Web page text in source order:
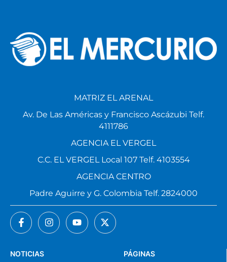
PÁGINAS
NOTICIAS
MATRIZ EL ARENAL
Av. De Las Américas y Francisco Ascázubi Telf.
4111786
AGENCIA EL VERGEL
C.C. EL VERGEL Local 107 Telf. 4103554
AGENCIA CENTRO
Padre Aguirre y G. Colombia Telf. 2824000